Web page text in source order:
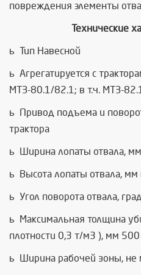
повреждения элементы
Технические
ü Тип Навесной
ü Агрегатируется с
МТЗ-80.1/82.1; в т.ч. МТЗ-
ü Привод подъема и
трактора
ü Ширина лопаты отвала,
ü Высота лопаты отвала,
ü Угол поворота отвала,
ü Максимальная толщина
плотности 0,3 т/м3 ), мм 500
ü Ширина рабочей зоны, не